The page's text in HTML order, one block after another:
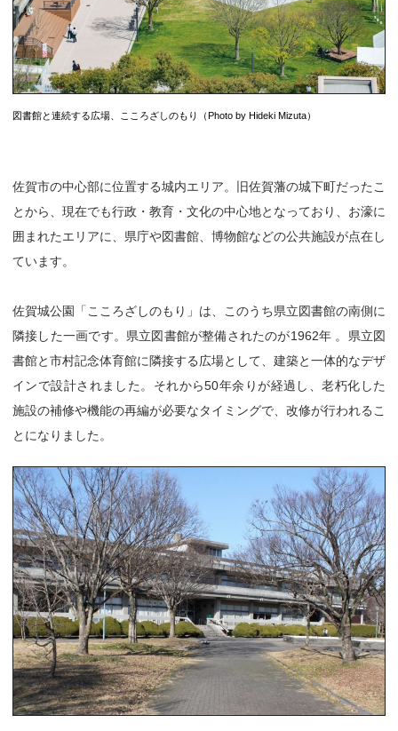
図書館と連続する広場、こころざしのもり（Photo by Hideki Mizuta）
佐賀市の中心部に位置する城内エリア。旧佐賀藩の城下町だったこ
とから、現在でも行政・教育・文化の中心地となっており、お濠に
囲まれたエリアに、県庁や図書館、博物館などの公共施設が点在し
ています。
佐賀城公園「こころざしのもり」は、このうち県立図書館の南側に
隣接した一画です。県立図書館が整備されたのが1962年 。県立図
書館と市村記念体育館に隣接する広場として、建築と一体的なデザ
インで設計されました。それから50年余りが経過し、老朽化した
施設の補修や機能の再編が必要なタイミングで、改修が行われるこ
とになりました。